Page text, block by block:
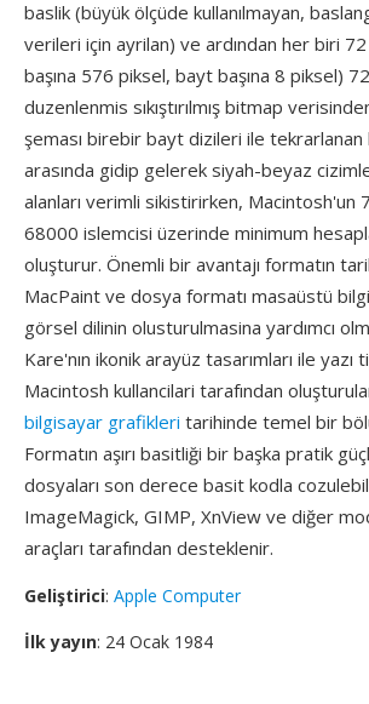
baslik (büyük ölçüde kullanılmayan,
verileri için ayrilan) ve ardından her biri
başına 576 piksel, bayt başına 8 piksel)
duzenlenmis sıkıştırılmış bitmap
şeması birebir bayt dizileri ile
arasında gidip gelerek siyah-beyaz
alanları verimli sikistirirken,
68000 islemcisi üzerinde minimum
oluşturur. Önemli bir avantajı formatın
MacPaint ve dosya formatı masaüstü
görsel dilinin olusturulmasina yardımcı
Kare'nın ikonik arayüz tasarımları ile yazı
Macintosh kullancilari tarafından
bilgisayar grafikleri tarihinde temel bir
Formatın aşırı basitliği bir başka pratik
dosyaları son derece basit kodla
ImageMagick, GIMP, XnView ve diğer
araçları tarafından desteklenir.
Geliştirici: Apple Computer
İlk yayın: 24 Ocak 1984